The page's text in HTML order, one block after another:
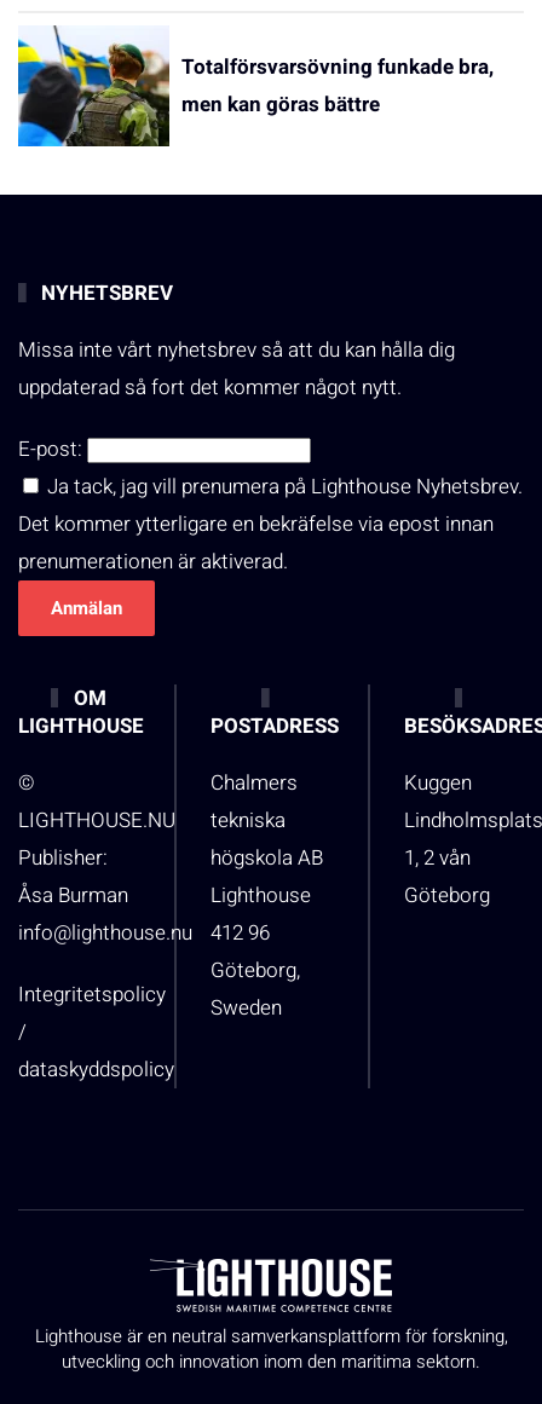
Totalförsvarsövning funkade bra,
men kan göras bättre
NYHETSBREV
Missa inte vårt nyhetsbrev så att du kan hålla dig
uppdaterad så fort det kommer något nytt.
E-post:
Ja tack, jag vill prenumera på Lighthouse Nyhetsbrev.
Det kommer ytterligare en bekräfelse via epost innan
prenumerationen är aktiverad.
OM
LIGHTHOUSE
©
LIGHTHOUSE.NU
Publisher:
Åsa Burman
info@lighthouse.nu
Integritetspolicy
/
dataskyddspolicy
POSTADRESS
Chalmers
tekniska
högskola AB
Lighthouse
412 96
Göteborg,
Sweden
Kuggen
1, 2 vån
Göteborg
Lighthouse är en neutral samverkansplattform för forskning,
utveckling och innovation inom den maritima sektorn.